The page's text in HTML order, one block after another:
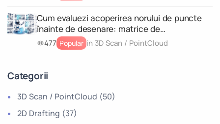
Cum evaluezi acoperirea norului de puncte
înainte de desenare: matrice de
completitudine pentru fiecare livrabil
477 Popular in 3D Scan / PointCloud
Categorii
3D Scan / PointCloud (50)
2D Drafting (37)